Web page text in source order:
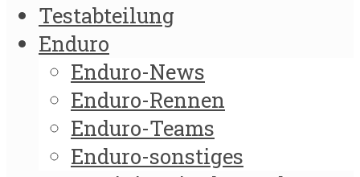
Testabteilung
Enduro
Enduro-News
Enduro-Rennen
Enduro-Teams
Enduro-sonstiges